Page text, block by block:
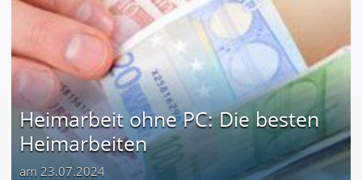
Heimarbeit ohne PC: Die besten
Heimarbeiten
am 23.07.2024